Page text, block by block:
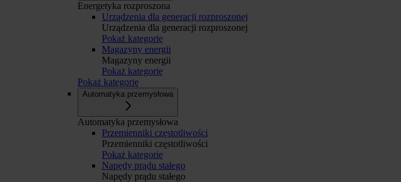
Energetyka rozproszona
Urządzenia dla generacji rozproszonej
Urządzenia dla generacji rozproszonej
Pokaż kategorię
Magazyny energii
Magazyny energii
Pokaż kategorię
Pokaż kategorię
Automatyka przemysłowa
Automatyka przemysłowa
Przemienniki częstotliwości
Przemienniki częstotliwości
Pokaż kategorię
Napędy prądu stałego
Napędy prądu stałego